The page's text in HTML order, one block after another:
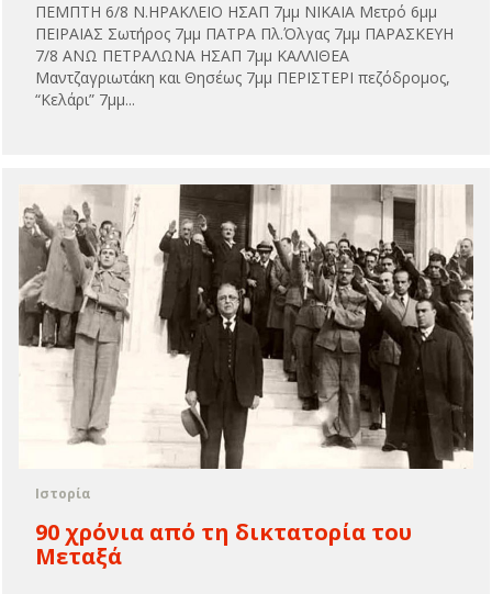
ΠΕΜΠΤΗ 6/8 Ν.ΗΡΑΚΛΕΙΟ ΗΣΑΠ 7μμ ΝΙΚΑΙΑ Μετρό 6μμ
ΠΕΙΡΑΙΑΣ Σωτήρος 7μμ ΠΑΤΡΑ Πλ.Όλγας 7μμ ΠΑΡΑΣΚΕΥΗ
7/8 ΑΝΩ ΠΕΤΡΑΛΩΝΑ ΗΣΑΠ 7μμ ΚΑΛΛΙΘΕΑ
Μαντζαγριωτάκη και Θησέως 7μμ ΠΕΡΙΣΤΕΡΙ πεζόδρομος,
“Κελάρι” 7μμ...
Ιστορία
90 χρόνια από τη δικτατορία του
Μεταξά